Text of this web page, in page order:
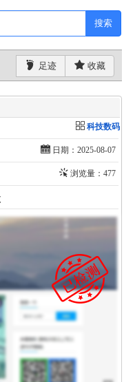
搜索
足迹 收藏
科技数码
日期：2025-08-07
浏览量：477